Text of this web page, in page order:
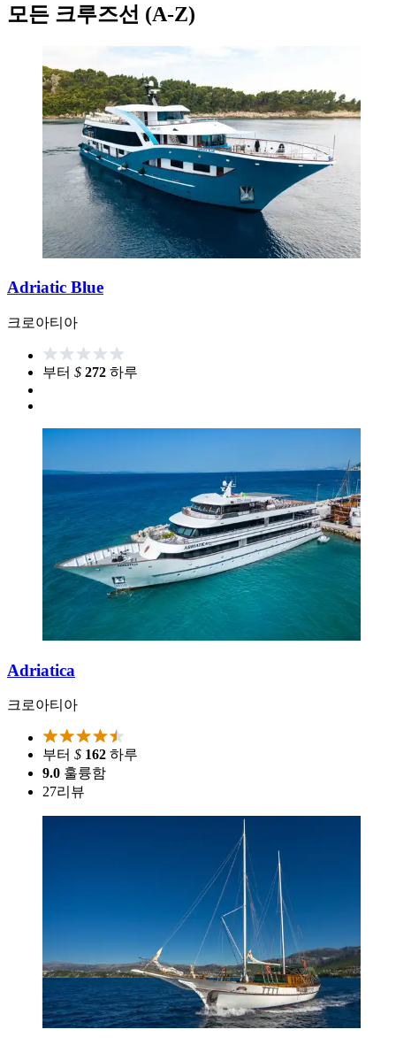
모든 크루즈선 (A-Z)
Adriatic Blue
크로아티아
부터 $ 272 하루
Adriatica
크로아티아
부터 $ 162 하루
9.0 훌륭함
27리뷰